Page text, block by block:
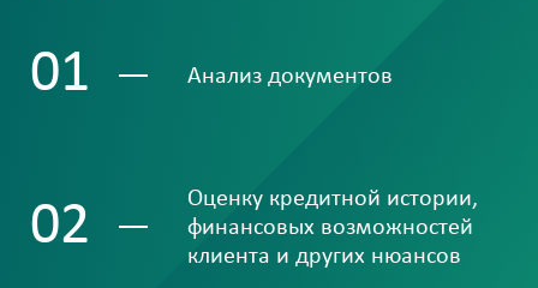
01 Анализ документов
02
Оценку кредитной истории,
финансовых возможностей
клиента и других нюансов